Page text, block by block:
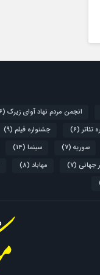
انجمن مردم نهاد آوای زیرک (6)
تئاتر (6) جشنواره فیلم (9)
سوریه (7) سینما (14)
جهانی (7) مهاباد (8)